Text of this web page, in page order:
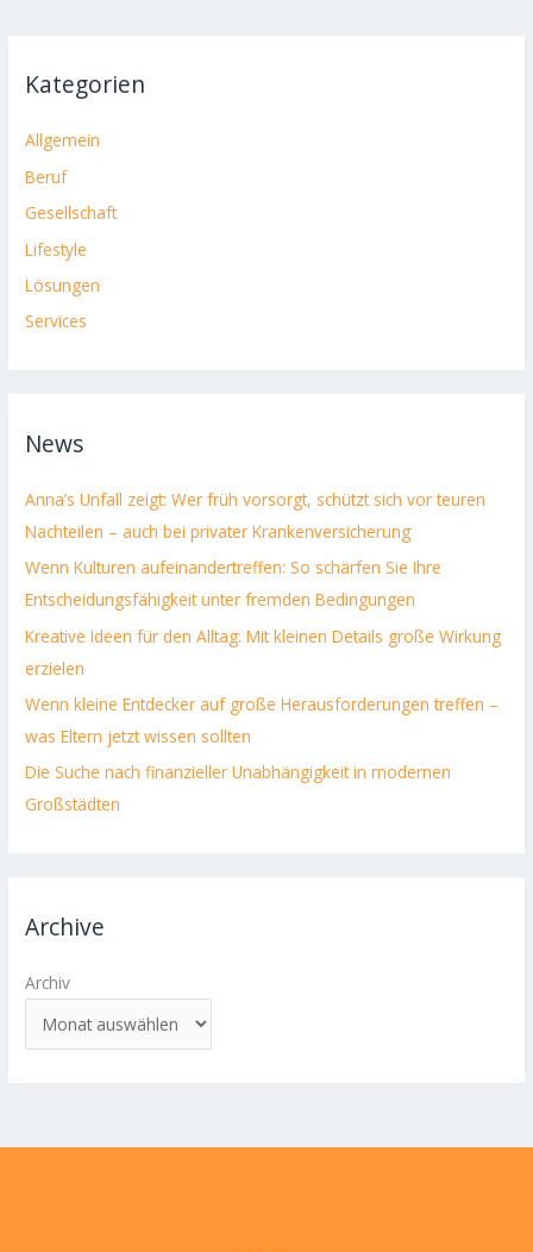
Kategorien
Allgemein
Beruf
Gesellschaft
Lifestyle
Lösungen
Services
News
Anna’s Unfall zeigt: Wer früh vorsorgt, schützt sich vor teuren
Nachteilen – auch bei privater Krankenversicherung
Wenn Kulturen aufeinandertreffen: So schärfen Sie Ihre
Entscheidungsfähigkeit unter fremden Bedingungen
Kreative Ideen für den Alltag: Mit kleinen Details große Wirkung
erzielen
Wenn kleine Entdecker auf große Herausforderungen treffen –
was Eltern jetzt wissen sollten
Die Suche nach finanzieller Unabhängigkeit in modernen
Großstädten
Archive
Archiv